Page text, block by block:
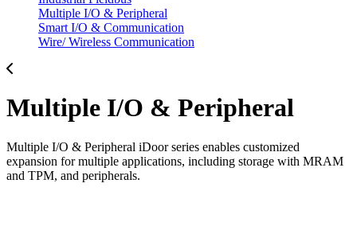
Multiple I/O & Peripheral
Smart I/O & Communication
Wire/ Wireless Communication
Multiple I/O & Peripheral
Multiple I/O & Peripheral iDoor series enables customized
expansion for multiple applications, including storage with MRAM
and TPM, and peripherals.